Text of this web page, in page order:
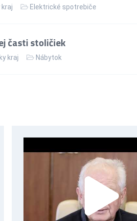
Elektrické spotrebiče
časti stoličiek
kraj Nábytok